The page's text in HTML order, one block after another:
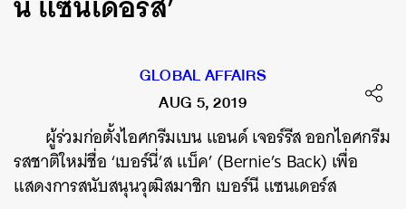
GLOBAL AFFAIRS
AUG 5, 2019
ผู้ร่วมก่อตั้งไอศกรีมเบน แอนด์ เจอร์รีส ออกไอศกรีม
รสชาติใหม่ชื่อ ‘เบอร์นี่’ส แบ็ค’ (Bernie’s Back) เพื่อ
แสดงการสนับสนุนวุฒิสมาชิก เบอร์นี แซนเดอร์ส